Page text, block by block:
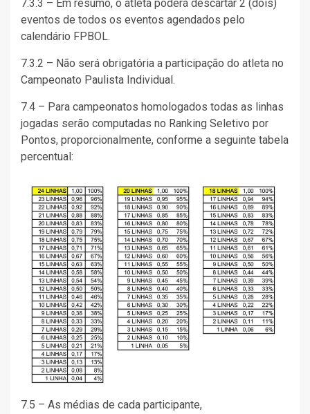
7.3.3 – Em resumo, o atleta poderá descartar 2 (dois)
eventos de todos os eventos agendados pelo
calendário FPBOL.
7.3.2 – Não será obrigatória a participação do atleta no
Campeonato Paulista Individual.
7.4 – Para campeonatos homologados todas as linhas
jogadas serão computadas no Ranking Seletivo por
Pontos, proporcionalmente, conforme a seguinte tabela
percentual:
7.5 – As médias de cada participante,